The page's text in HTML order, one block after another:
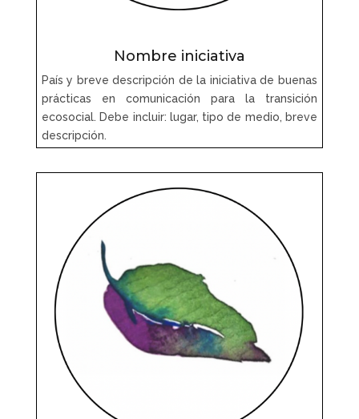
Nombre iniciativa
País y breve descripción de la iniciativa de buenas
prácticas en comunicación para la transición
ecosocial. Debe incluir: lugar, tipo de medio, breve
descripción.